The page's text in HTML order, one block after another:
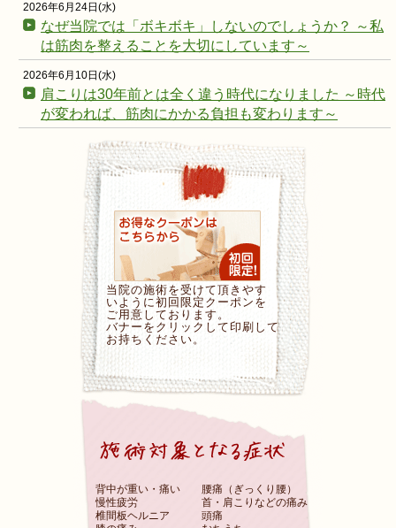
2026年6月24日(水)
なぜ当院では「ボキボキ」しないのでしょうか？ ～私
は筋肉を整えることを大切にしています～
2026年6月10日(水)
肩こりは30年前とは全く違う時代になりました ～時代
が変われば、筋肉にかかる負担も変わります～
当院の施術を受けて頂きやす
いように初回限定クーポンを
ご用意しております。
バナーをクリックして印刷して
お持ちください。
背中が重い・痛い
腰痛（ぎっくり腰）
慢性疲労
首・肩こりなどの痛み
椎間板ヘルニア
頭痛